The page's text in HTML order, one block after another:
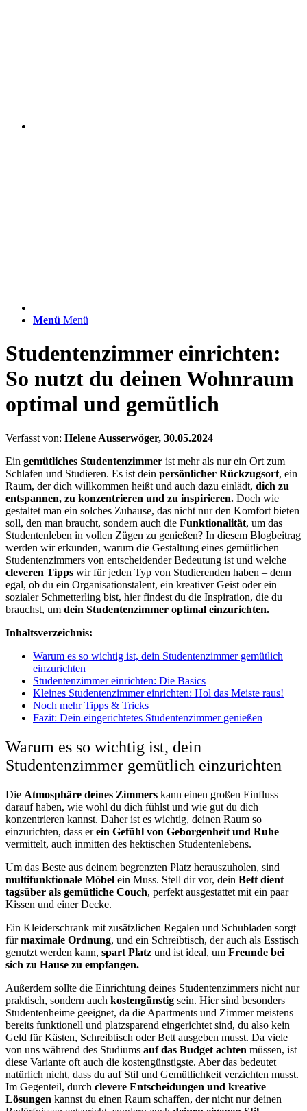
Menü Menü
Studentenzimmer einrichten:
So nutzt du deinen Wohnraum
optimal und gemütlich
Verfasst von: Helene Ausserwöger, 30.05.2024
Ein gemütliches Studentenzimmer ist mehr als nur ein Ort zum
Schlafen und Studieren. Es ist dein persönlicher Rückzugsort, ein
Raum, der dich willkommen heißt und auch dazu einlädt, dich zu
entspannen, zu konzentrieren und zu inspirieren. Doch wie
gestaltet man ein solches Zuhause, das nicht nur den Komfort bieten
soll, den man braucht, sondern auch die Funktionalität, um das
Studentenleben in vollen Zügen zu genießen? In diesem Blogbeitrag
werden wir erkunden, warum die Gestaltung eines gemütlichen
Studentenzimmers von entscheidender Bedeutung ist und welche
cleveren Tipps wir für jeden Typ von Studierenden haben – denn
egal, ob du ein Organisationstalent, ein kreativer Geist oder ein
sozialer Schmetterling bist, hier findest du die Inspiration, die du
brauchst, um dein Studentenzimmer optimal einzurichten.
Inhaltsverzeichnis:
Warum es so wichtig ist, dein Studentenzimmer gemütlich
einzurichten
Studentenzimmer einrichten: Die Basics
Kleines Studentenzimmer einrichten: Hol das Meiste raus!
Noch mehr Tipps & Tricks
Fazit: Dein eingerichtetes Studentenzimmer genießen
Warum es so wichtig ist, dein
Studentenzimmer gemütlich einzurichten
Die Atmosphäre deines Zimmers kann einen großen Einfluss
darauf haben, wie wohl du dich fühlst und wie gut du dich
konzentrieren kannst. Daher ist es wichtig, deinen Raum so
einzurichten, dass erein Gefühl von Geborgenheit und Ruhe
vermittelt, auch inmitten des hektischen Studentenlebens.
Um das Beste aus deinem begrenzten Platz herauszuholen, sind
multifunktionale Möbel ein Muss. Stell dir vor, dein Bett dient
tagsüber als gemütliche Couch, perfekt ausgestattet mit ein paar
Kissen und einer Decke.
Ein Kleiderschrank mit zusätzlichen Regalen und Schubladen sorgt
fürmaximale Ordnung, und ein Schreibtisch, der auch als Esstisch
genutzt werden kann, spart Platz und ist ideal, um Freunde bei
sich zu Hause zu empfangen.
Außerdem sollte die Einrichtung deines Studentenzimmers nicht nur
praktisch, sondern auch kostengünstig sein. Hier sind besonders
Studentenheime geeignet, da die Apartments und Zimmer meistens
bereits funktionell und platzsparend eingerichtet sind, du also kein
Geld für Kästen, Schreibtisch oder Bett ausgeben musst. Da viele
von uns während des Studiums auf das Budget achten müssen, ist
diese Variante oft auch die kostengünstigste. Aber das bedeutet
natürlich nicht, dass du auf Stil und Gemütlichkeit verzichten musst.
Im Gegenteil, durch clevere Entscheidungen und kreative
Lösungen kannst du einen Raum schaffen, der nicht nur deinen